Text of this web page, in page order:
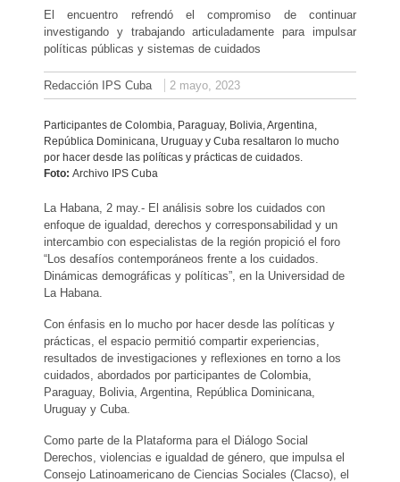
El encuentro refrendó el compromiso de continuar
investigando y trabajando articuladamente para impulsar
políticas públicas y sistemas de cuidados
Redacción IPS Cuba 2 mayo, 2023
Participantes de Colombia, Paraguay, Bolivia, Argentina,
República Dominicana, Uruguay y Cuba resaltaron lo mucho
por hacer desde las políticas y prácticas de cuidados.
Foto:Archivo IPS Cuba
La Habana, 2 may.- El análisis sobre los cuidados con
enfoque de igualdad, derechos y corresponsabilidad y un
intercambio con especialistas de la región propició el foro
“Los desafíos contemporáneos frente a los cuidados.
Dinámicas demográficas y políticas”, en la Universidad de
La Habana.
Con énfasis en lo mucho por hacer desde las políticas y
prácticas, el espacio permitió compartir experiencias,
resultados de investigaciones y reflexiones en torno a los
cuidados, abordados por participantes de Colombia,
Paraguay, Bolivia, Argentina, República Dominicana,
Uruguay y Cuba.
Como parte de la Plataforma para el Diálogo Social
Derechos, violencias e igualdad de género, que impulsa el
Consejo Latinoamericano de Ciencias Sociales (Clacso), el